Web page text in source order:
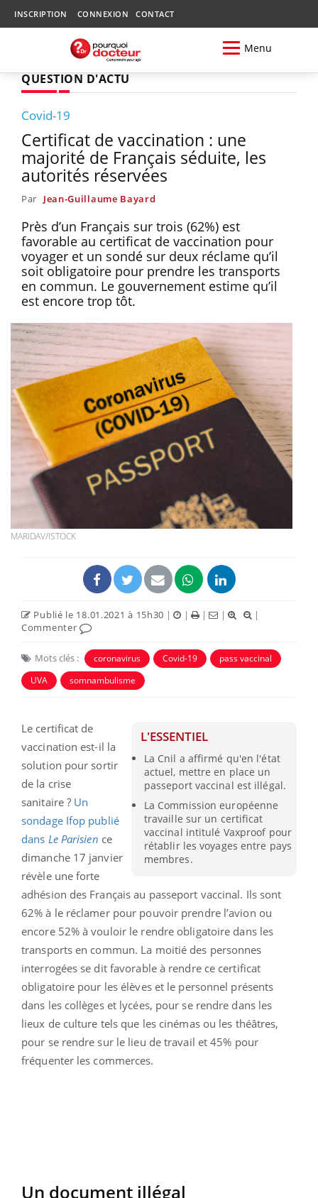
INSCRIPTION CONNEXION CONTACT
Menu
QUESTION D'ACTU
Covid-19
Certificat de vaccination : une
majorité de Français séduite, les
autorités réservées
Par Jean-Guillaume Bayard
Près d’un Français sur trois (62%) est
favorable au certificat de vaccination pour
voyager et un sondé sur deux réclame qu’il
soit obligatoire pour prendre les transports
en commun. Le gouvernement estime qu’il
est encore trop tôt.
MARIDAV/ISTOCK
Publié le 18.01.2021 à 15h30 | | | |
|
Commenter
Mots clés : coronavirus Covid-19
pass vaccinal
UVA
somnambulisme
L'ESSENTIEL
La Cnil a affirmé qu'en l'état
actuel, mettre en place un
passeport vaccinal est illégal.
La Commission européenne
travaille sur un certificat
vaccinal intitulé Vaxproof pour
rétablir les voyages entre pays
membres.
Le certificat de
vaccination est-il la
solution pour sortir
de la crise
sanitaire ? Un
sondage Ifop publié
dans Le Parisien ce
dimanche 17 janvier
révèle une forte
adhésion des Français au passeport vaccinal. Ils sont
62% à le réclamer pour pouvoir prendre l’avion ou
encore 52% à vouloir le rendre obligatoire dans les
transports en commun. La moitié des personnes
interrogées se dit favorable à rendre ce certificat
obligatoire pour les élèves et le personnel présents
dans les collèges et lycées, pour se rendre dans les
lieux de culture tels que les cinémas ou les théâtres,
pour se rendre sur le lieu de travail et 45% pour
fréquenter les commerces.
Un document illégal